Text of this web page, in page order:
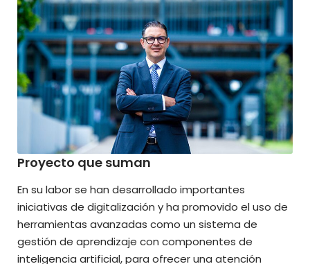
Proyecto que suman
En su labor se han desarrollado importantes
iniciativas de digitalización y ha promovido el uso de
herramientas avanzadas como un sistema de
gestión de aprendizaje con componentes de
inteligencia artificial, para ofrecer una atención